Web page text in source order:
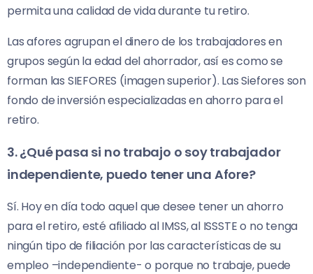
permita una calidad de vida durante tu retiro.
Las afores agrupan el dinero de los trabajadores en
grupos según la edad del ahorrador, así es como se
forman las SIEFORES (imagen superior). Las Siefores son
fondo de inversión especializadas en ahorro para el
retiro.
3. ¿Qué pasa si no trabajo o soy trabajador
independiente, puedo tener una Afore?
Sí. Hoy en día todo aquel que desee tener un ahorro
para el retiro, esté afiliado al IMSS, al ISSSTE o no tenga
ningún tipo de filiación por las características de su
empleo –independiente- o porque no trabaje, puede